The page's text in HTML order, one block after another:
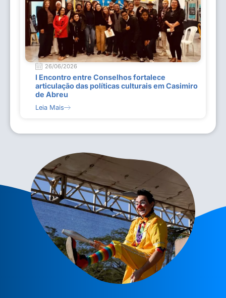
26/06/2026
I Encontro entre Conselhos fortalece
articulação das políticas culturais em Casimiro
de Abreu
Leia Mais